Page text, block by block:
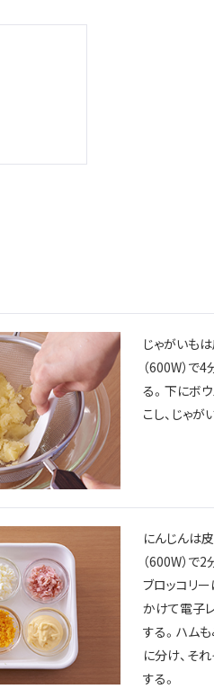
じゃがいも
（600W）で
る。下にボ
こし、じゃが
にんじんは
（600W）で
ブロッコリ
かけて電子
する。ハム
に分け、そ
する。